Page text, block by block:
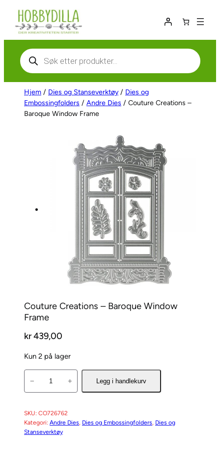
Hopp
innhold
Products
search
Hjem / Dies og Stanseverktøy/ Dies og
Embossingfolders / Andre Dies / Couture Creations –
Baroque Window Frame
Couture Creations – Baroque Window
Frame
kr439,00
Kun 2 på lager
t
u
r
− + Legg i handlekurv
SKU: CO726762
Kategori: Andre Dies, Dies og Embossingfolders, Dies og
Stanseverktøy